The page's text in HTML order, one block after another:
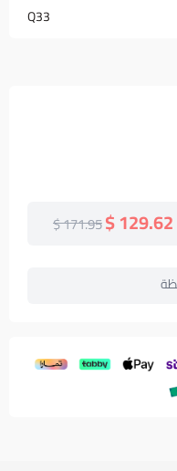
Q33
129.62 $
171.95 $